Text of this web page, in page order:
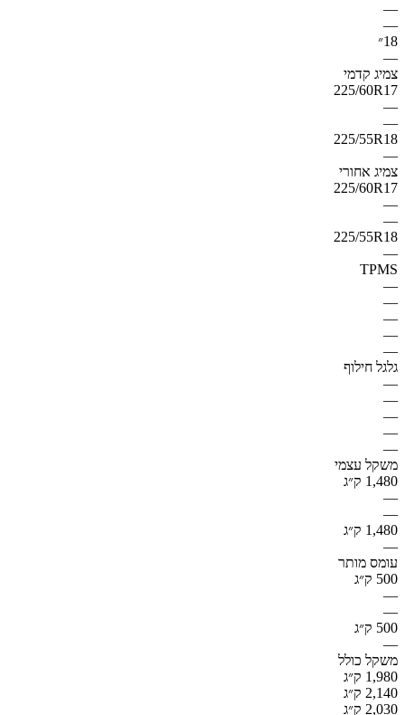
—
—
18״
—
צמיג קדמי
225/60R17
—
—
225/55R18
—
צמיג אחורי
225/60R17
—
—
225/55R18
—
TPMS
—
—
—
—
—
גלגל חילוף
—
—
—
—
—
משקל עצמי
1,480 ק״ג
—
—
1,480 ק״ג
—
עומס מותר
500 ק״ג
—
—
500 ק״ג
—
משקל כולל
1,980 ק״ג
2,140 ק״ג
2,030 ק״ג